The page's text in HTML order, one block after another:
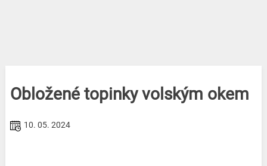
Obložené topinky volským okem
10. 05. 2024